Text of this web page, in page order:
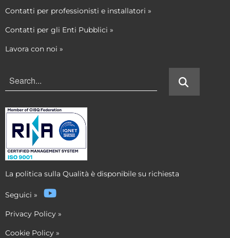
Contatti per professionisti e installatori »
Contatti per gli Enti Pubblici »
Lavora con noi »
La politica sulla Qualità è disponibile su richiesta
Seguici »
Privacy Policy »
Cookie Policy »